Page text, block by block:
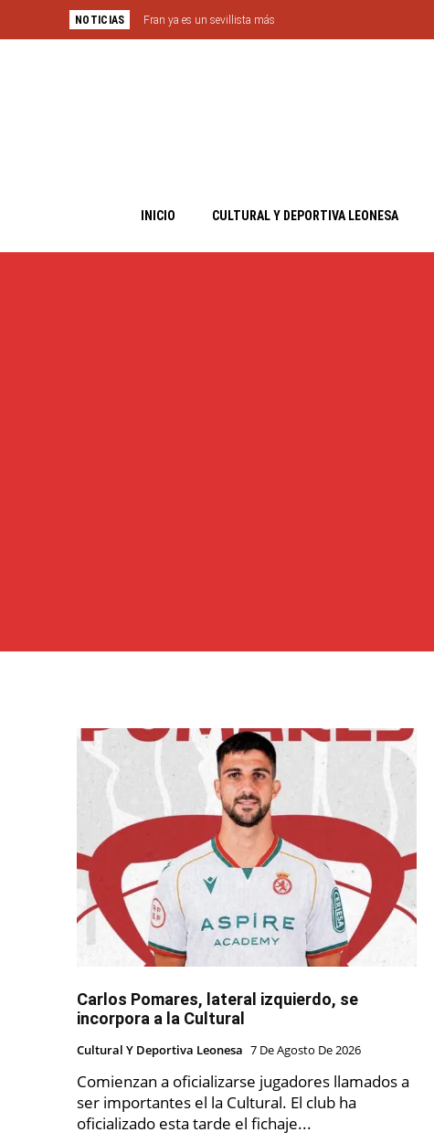
NOTICIAS Fran ya es un sevillista más
INICIO CULTURAL Y DEPORTIVA LEONESA
Carlos Pomares, lateral izquierdo, se
incorpora a la Cultural
Cultural Y Deportiva Leonesa 7 De Agosto De 2026
Comienzan a oficializarse jugadores llamados a
ser importantes el la Cultural. El club ha
oficializado esta tarde el fichaje...